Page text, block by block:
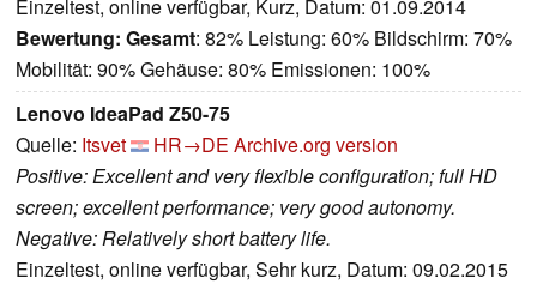
Einzeltest, online verfügbar, Kurz, Datum: 01.09.2014
Bewertung: Gesamt: 82% Leistung: 60% Bildschirm: 70%
Mobilität: 90% Gehäuse: 80% Emissionen: 100%
Lenovo IdeaPad Z50-75
Quelle: Itsvet HR→DE Archive.org version
Positive: Excellent and very flexible configuration; full HD
screen; excellent performance; very good autonomy.
Negative: Relatively short battery life.
Einzeltest, online verfügbar, Sehr kurz, Datum: 09.02.2015